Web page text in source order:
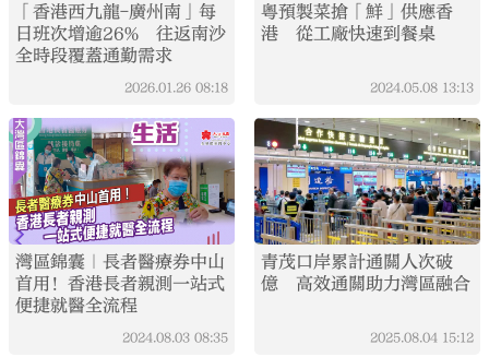
「香港西九龍-廣州南」每
日班次增逾26% 往返南沙
全時段覆蓋通勤需求
2026.01.26 08:18
粵預製菜搶「鮮」供應香
港 從工廠快速到餐桌
2024.05.08 13:13
灣區錦囊｜長者醫療券中山
首用！香港長者親測一站式
便捷就醫全流程
2024.08.03 08:35
青茂口岸累計通關人次破
億 高效通關助力灣區融合
2025.08.04 15:12